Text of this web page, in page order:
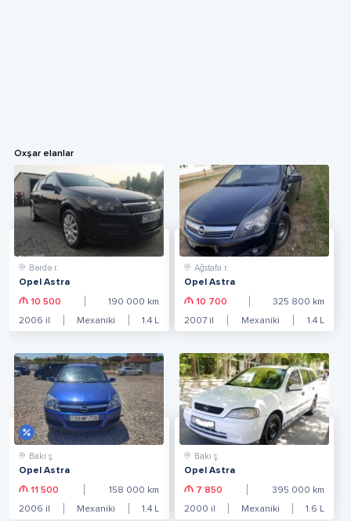
Oxşar elanlar
Bərdə r.
Opel Astra
10 500 190 000 km
2006 il Mexaniki 1.4 L
Ağstafa r.
Opel Astra
10 700 325 800 km
2007il Mexaniki 1.4L
Bakı ş.
Opel Astra
11 500 158 000 km
2006 il Mexaniki 1.4 L
Bakı ş.
Opel Astra
7 850 395 000 km
2000 il Mexaniki 1.6 L